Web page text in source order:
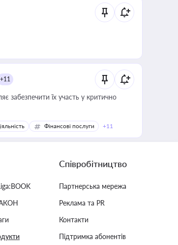
+11
забезпечити їх участь у критично
Фінансові послуги +11
Співробітництво
Партнерська мережа
Реклама та PR
Контакти
Підтримка абонентів